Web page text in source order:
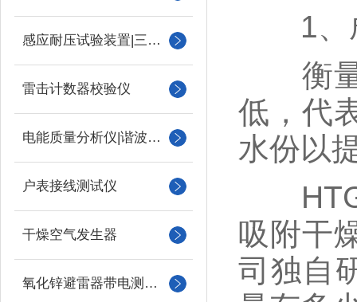
感应耐压试验装置|三倍频
雷击计数器校验仪
电能质量分析仪|谐波测试
户表接线测试仪
干燥空气发生器
氧化锌避雷器带电测试仪（氧化锌避雷器测试仪）
1、
衡量
低，代
水份以
吸附干
司独自